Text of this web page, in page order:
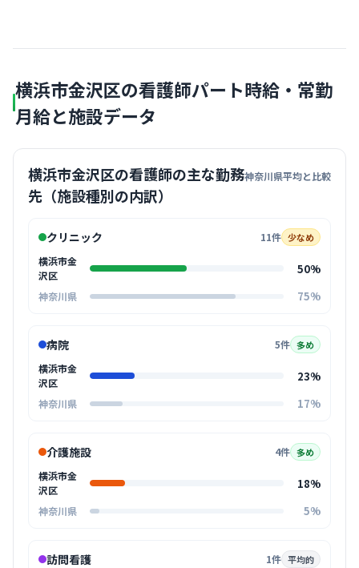
横浜市金沢区の看護師パート時給・常勤
月給と施設データ
横浜市金沢区の看護師の主な勤務
先（施設種別の内訳）
神奈川県平均と比較
クリニック 11件 少なめ
横浜市金
沢区
50%
神奈川県 75%
病院 5件 多め
横浜市金
沢区
23%
神奈川県 17%
介護施設 4件 多め
横浜市金
沢区
18%
神奈川県 5%
訪問看護 1件 平均的